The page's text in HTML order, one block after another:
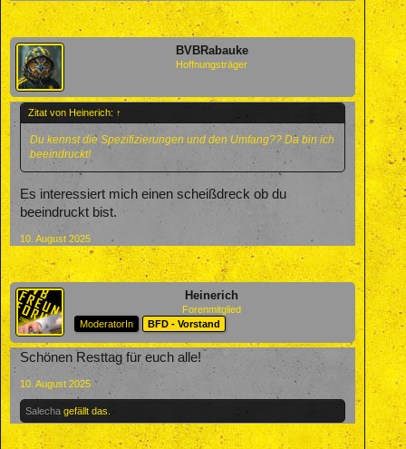
BVBRabauke
Hoffnungsträger
Zitat von Heinerich: ↑
Du kennst die Spezifizierungen und den Umfang?? Da bin ich
beeindruckt!
Es interessiert mich einen scheißdreck ob du
beeindruckt bist.
10. August 2025
Heinerich
Forenmitglied
ModeratorIn
BFD - Vorstand
Schönen Resttag für euch alle!
10. August 2025
Salecha gefällt das.